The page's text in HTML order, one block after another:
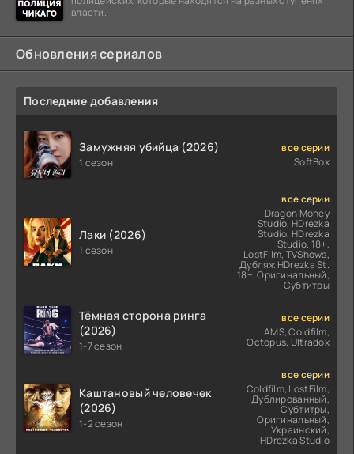
власти.
Обновления сериалов
Последние добавления
Замужняя убийца (2026)
1 сезон
все серии
SoftBox
Лаки (2026)
1 сезон
все серии
Dragon Money
Studio, HDrezka
Studio, HDrezka
Studio. 18+,
LostFilm, TVShows,
Дубляж HDrezka St.
18+, Оригинальный,
Субтитры
Тёмная сторона ринга
(2026)
1-7 сезон
все серии
AMS, Coldfilm,
Octopus, Ultradox
Каштановый человечек
(2026)
1-2 сезон
все серии
Coldfilm, LostFilm,
Дублированный,
Субтитры,
Оригинальный,
Украинский,
HDrezka Studio